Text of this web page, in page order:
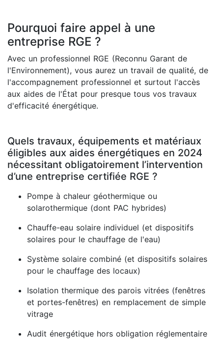
Pourquoi faire appel à une
entreprise RGE ?
Avec un professionnel RGE (Reconnu Garant de
l'Environnement), vous aurez un travail de qualité, de
l'accompagnement professionnel et surtout l'accès
aux aides de l'État pour presque tous vos travaux
d'efficacité énergétique.
Quels travaux, équipements et matériaux
éligibles aux aides énergétiques en 2024
nécessitant obligatoirement l’intervention
d’une entreprise certifiée RGE ?
Pompe à chaleur géothermique ou
solarothermique (dont PAC hybrides)
Chauffe-eau solaire individuel (et dispositifs
solaires pour le chauffage de l'eau)
Système solaire combiné (et dispositifs solaires
pour le chauffage des locaux)
Isolation thermique des parois vitrées (fenêtres
et portes-fenêtres) en remplacement de simple
vitrage
Audit énergétique hors obligation réglementaire